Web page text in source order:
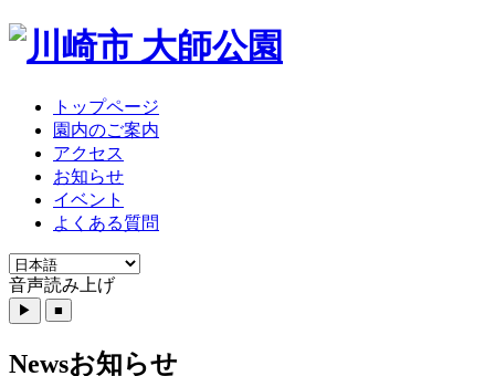
トップページ
園内のご案内
アクセス
お知らせ
イベント
よくある質問
音声読み上げ
Newsお知らせ